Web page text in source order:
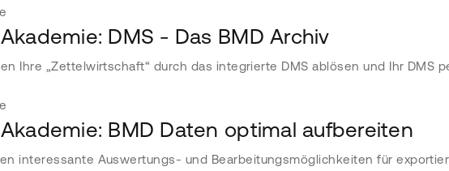
DMS - Das BMD Archiv
Ihre „Zettelwirtschaft“ durch das integrierte DMS ablösen und Ihr DMS
BMD Daten optimal aufbereiten
interessante Auswertungs- und Bearbeitungsmöglichkeiten für